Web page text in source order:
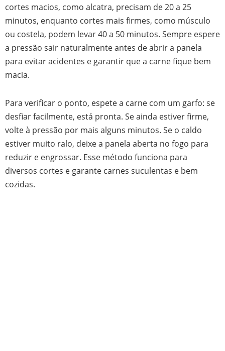
cortes macios, como alcatra, precisam de 20 a 25
minutos, enquanto cortes mais firmes, como músculo
ou costela, podem levar 40 a 50 minutos. Sempre espere
a pressão sair naturalmente antes de abrir a panela
para evitar acidentes e garantir que a carne fique bem
macia.
Para verificar o ponto, espete a carne com um garfo: se
desfiar facilmente, está pronta. Se ainda estiver firme,
volte à pressão por mais alguns minutos. Se o caldo
estiver muito ralo, deixe a panela aberta no fogo para
reduzir e engrossar. Esse método funciona para
diversos cortes e garante carnes suculentas e bem
cozidas.